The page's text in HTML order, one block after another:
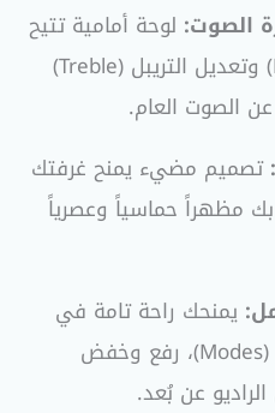
الصوت: لوحة أمامية تتيح
لك رفع البيس (Bass) وتعديل التريبل (Treble)
الصوت العام.
تصميم مضيء يمنح غرفتك
مظهراً حماسياً وعصرياً
يمنحك راحة تامة في
الانتقال بين المودات (Modes)، رفع وخفض
عن بُعد.